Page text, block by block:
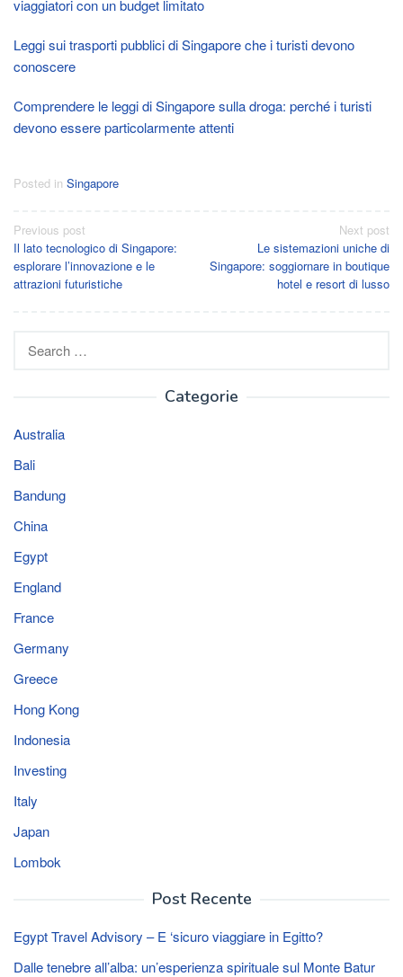
viaggiatori con un budget limitato
Leggi sui trasporti pubblici di Singapore che i turisti devono
conoscere
Comprendere le leggi di Singapore sulla droga: perché i turisti
devono essere particolarmente attenti
Posted in Singapore
Post
navigation
Previous post
Il lato tecnologico di Singapore:
esplorare l’innovazione e le
attrazioni futuristiche
Next post
Le sistemazioni uniche di
Singapore: soggiornare in boutique
hotel e resort di lusso
for:
Categorie
Australia
Bali
Bandung
China
Egypt
England
France
Germany
Greece
Hong Kong
Indonesia
Investing
Italy
Japan
Lombok
Post Recente
Egypt Travel Advisory – E ‘sicuro viaggiare in Egitto?
Dalle tenebre all’alba: un’esperienza spirituale sul Monte Batur